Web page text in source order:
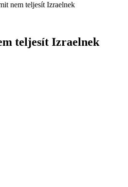
nem teljesít Izraelnek
teljesít Izraelnek